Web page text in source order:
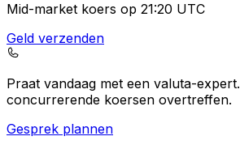
Mid-market koers op 21:20 UTC
Geld verzenden
Praat vandaag met een valuta-expert.
concurrerende koersen overtreffen.
Gesprek plannen